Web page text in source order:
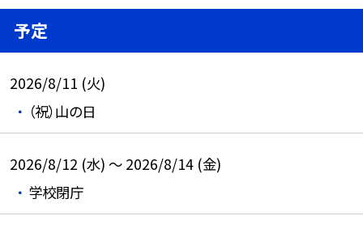
予定
2026/8/11 (火)
（祝）山の日
2026/8/12 (水) ～ 2026/8/14 (金)
学校閉庁